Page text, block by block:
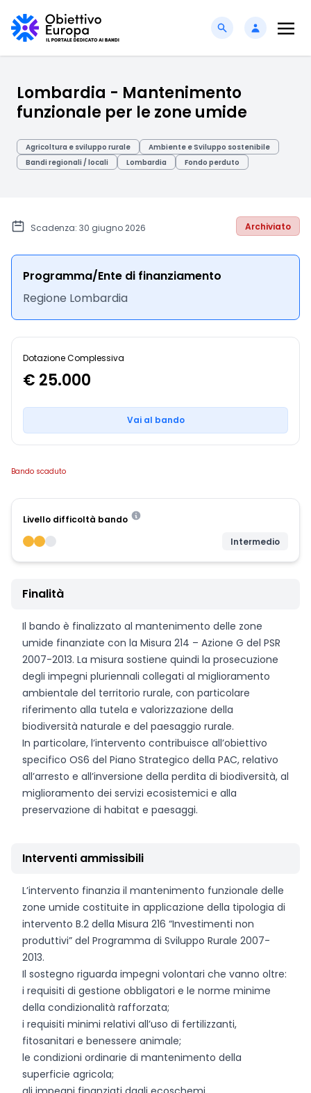
Lombardia - Mantenimento
funzionale per le zone umide
Agricoltura e sviluppo rurale
Ambiente e Sviluppo sostenibile
Bandi regionali / locali
Lombardia Fondo perduto
Scadenza: 30 giugno 2026 Archiviato
Programma/Ente di finanziamento
Regione Lombardia
Dotazione Complessiva
€ 25.000
Vai al bando
Bando scaduto
Livello difficoltà bando
Intermedio
Finalità
Il bando è finalizzato al mantenimento delle zone
umide finanziate con la Misura 214 – Azione G del PSR
2007-2013. La misura sostiene quindi la prosecuzione
degli impegni pluriennali collegati al miglioramento
ambientale del territorio rurale, con particolare
riferimento alla tutela e valorizzazione della
biodiversità naturale e del paesaggio rurale.
In particolare, l’intervento contribuisce all’obiettivo
specifico OS6 del Piano Strategico della PAC, relativo
all’arresto e all’inversione della perdita di biodiversità, al
miglioramento dei servizi ecosistemici e alla
preservazione di habitat e paesaggi.
Interventi ammissibili
L’intervento finanzia il mantenimento funzionale delle
zone umide costituite in applicazione della tipologia di
intervento B.2 della Misura 216 “Investimenti non
produttivi” del Programma di Sviluppo Rurale 2007-
2013.
Il sostegno riguarda impegni volontari che vanno oltre:
i requisiti di gestione obbligatori e le norme minime
della condizionalità rafforzata;
i requisiti minimi relativi all’uso di fertilizzanti,
fitosanitari e benessere animale;
le condizioni ordinarie di mantenimento della
superficie agricola;